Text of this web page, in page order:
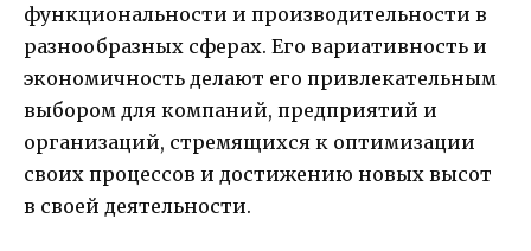
функциональности и производительности в
разнообразных сферах. Его вариативность и
экономичность делают его привлекательным
выбором для компаний, предприятий и
организаций, стремящихся к оптимизации
своих процессов и достижению новых высот
в своей деятельности.